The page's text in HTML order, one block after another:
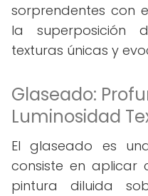
sorprendentes con
la
texturas únicas y
Glaseado:
Luminosidad
El glaseado es
consiste en aplicar
pintura diluida